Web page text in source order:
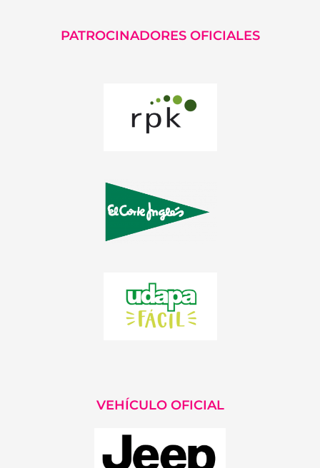
PATROCINADORES OFICIALES
VEHÍCULO OFICIAL